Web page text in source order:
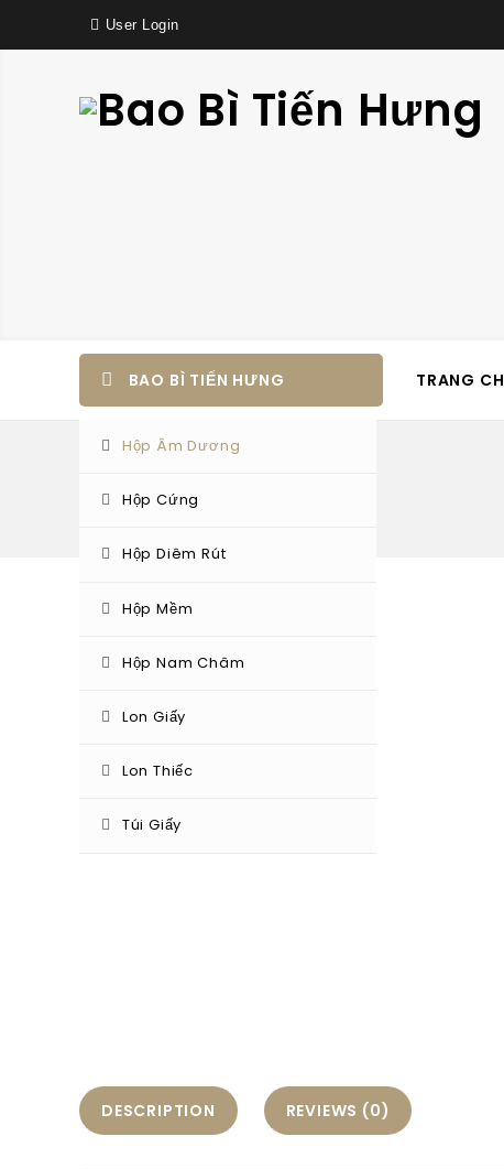
User Login
BAO BÌ TIẾN HƯNG
Hộp Âm Dương
Hộp Cứng
Hộp Diêm Rút
Hộp Mềm
Hộp Nam Châm
Lon Giấy
Lon Thiếc
Túi Giấy
TRANG
DESCRIPTION REVIEWS (0)